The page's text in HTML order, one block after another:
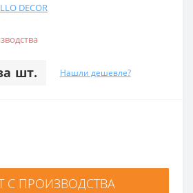
DECOR
шт. Нашли дешевле?
С ПРОИЗВОДСТВА